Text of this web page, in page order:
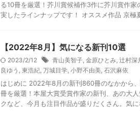
る10冊を厳選！芥川賞候補作3作に芥川賞作
実したラインナップです！ オススメ作品 京極
【2022年8月】気になる新刊10選
2023/2/12 青山美智子, 金原ひとみ, 辻村深
良ゆう , 東浩紀, 万城目学, 小野不由美, 石沢麻依
はじめに 2022年8月の新刊860冊のなかから
冊を厳選！本屋大賞受賞作家の新刊、あの大
クなど、今月も注目作品が盛りだくさん。気